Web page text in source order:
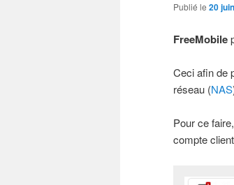
Publié le 20
FreeMobile
Ceci afin de
réseau (NAS
Pour ce
compte